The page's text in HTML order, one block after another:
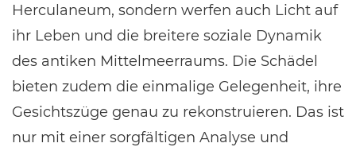
Herculaneum, sondern werfen auch Licht auf
ihr Leben und die breitere soziale Dynamik
des antiken Mittelmeerraums. Die Schädel
bieten zudem die einmalige Gelegenheit, ihre
Gesichtszüge genau zu rekonstruieren. Das ist
nur mit einer sorgfältigen Analyse und